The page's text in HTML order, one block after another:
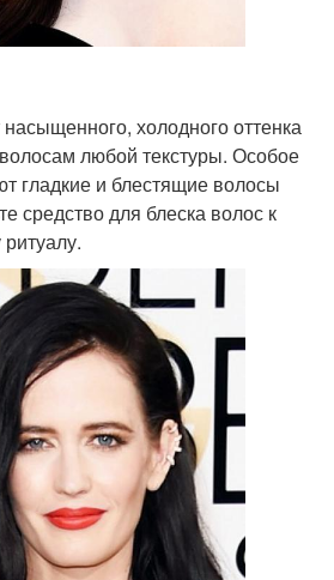
холодного оттенка
любой текстуры. Особое
гладкие и блестящие волосы
средство для блеска волос к